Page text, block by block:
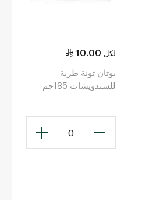
10.00 لكل
بوتان تونة طرية
للسندويشات 185جم
0